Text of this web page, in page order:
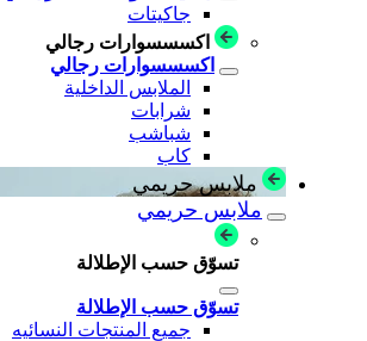
جاكيتات
اكسسسوارات رجالي
اكسسسوارات رجالي
الملابس الداخلية
شرابات
شباشب
كاب
ملابس حريمي
ملابس حريمي
تسوّق حسب الإطلالة
تسوّق حسب الإطلالة
جميع المنتجات النسائيه